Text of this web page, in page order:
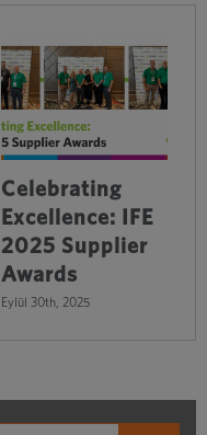
Celebrating
Excellence: IFE
2025 Supplier
Awards
Eylül 30th, 2025